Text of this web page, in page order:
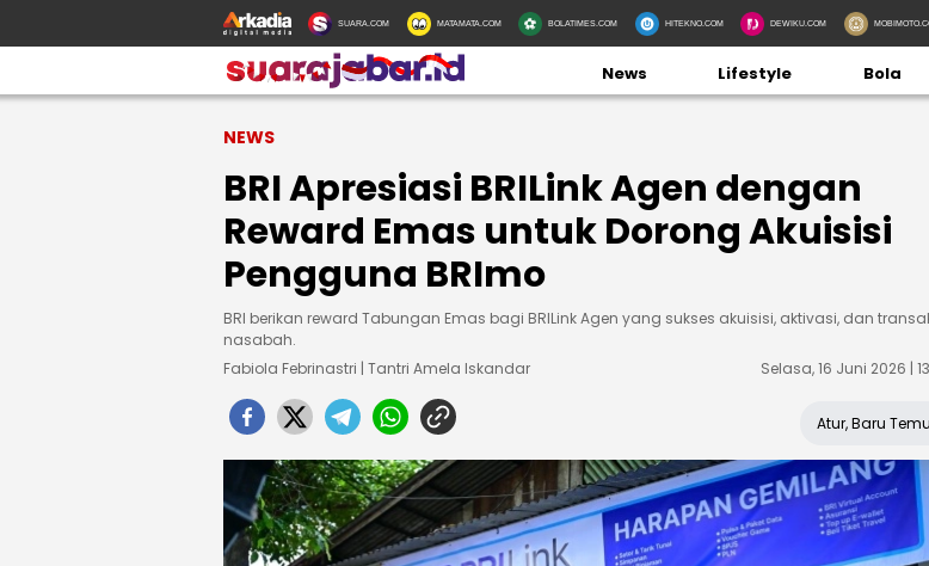
SUARA.COM MATAMATA.COM BOLATIMES.COM HITEKNO.COM DEWIKU.COM
News Lifestyle Bola
NEWS
BRI Apresiasi BRILink Agen dengan
Reward Emas untuk Dorong Akuisisi
Pengguna BRImo
BRI berikan reward Tabungan Emas bagi BRILink Agen yang sukses akuisisi, aktivasi, dan
nasabah.
Fabiola Febrinastri | Tantri Amela Iskandar
Selasa, 16 Juni 2026 |
Atur, Baru